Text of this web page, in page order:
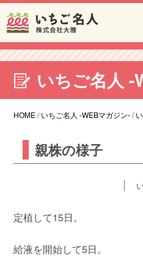
いちご名人 -
HOME/いちご名人 -WEBマガジン-/
親株の様子
定植して15日。
給液を開始して5日。